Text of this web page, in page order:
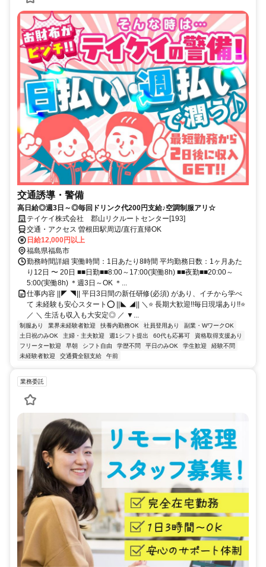
交通誘導・警備
高日給◎週3日～◎毎回ドリンク代200円支給♪空調制服アリ☆
テイケイ株式会社 郡山リクルートセンター[193]
交通・アクセス 曽根田駅周辺/直行直帰OK
日給12,000円以上
福島県福島市
勤務時間詳細 実働時間：1日あたり8時間 平均勤務日数：1ヶ月あた
り12日 〜 20日 ■■日勤■■8:00～17:00(実働8h) ■■夜勤■■20:00～
5:00(実働8h) ＊週3日～OK ＊...
仕事内容 ||◤ ◥|| 平日3日間の新任研修(必須) があり、イチから学べ
て 未経験も安心スタート⭕ ||◣ ◢|| ＼⭐ 長期大歓迎!!毎日現場あり!!⭐
／ ＼ 生活も収入も大安定◎ ／ ▼...
制服あり 業界未経験者歓迎 扶養内勤務OK 社員登用あり
副業・WワークOK
土日祝のみOK
主婦・主夫歓迎 週1シフト提出 60代も応募可
資格取得支援あり
フリーター歓迎
早朝 シフト自由 学歴不問 平日のみOK 学生歓迎
経験不問
未経験者歓迎
交通費全額支給 午前
業務委託